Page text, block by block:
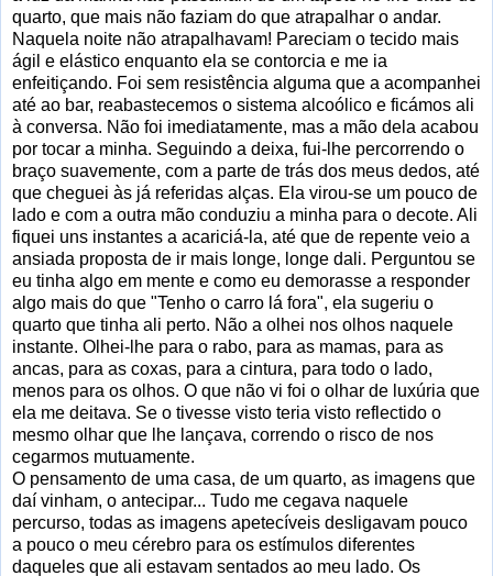
quarto, que mais não faziam do que atrapalhar o andar.
Naquela noite não atrapalhavam! Pareciam o tecido mais
ágil e elástico enquanto ela se contorcia e me ia
enfeitiçando. Foi sem resistência alguma que a acompanhei
até ao bar, reabastecemos o sistema alcoólico e ficámos ali
à conversa. Não foi imediatamente, mas a mão dela acabou
por tocar a minha. Seguindo a deixa, fui-lhe percorrendo o
braço suavemente, com a parte de trás dos meus dedos, até
que cheguei às já referidas alças. Ela virou-se um pouco de
lado e com a outra mão conduziu a minha para o decote. Ali
fiquei uns instantes a acariciá-la, até que de repente veio a
ansiada proposta de ir mais longe, longe dali. Perguntou se
eu tinha algo em mente e como eu demorasse a responder
algo mais do que "Tenho o carro lá fora", ela sugeriu o
quarto que tinha ali perto. Não a olhei nos olhos naquele
instante. Olhei-lhe para o rabo, para as mamas, para as
ancas, para as coxas, para a cintura, para todo o lado,
menos para os olhos. O que não vi foi o olhar de luxúria que
ela me deitava. Se o tivesse visto teria visto reflectido o
mesmo olhar que lhe lançava, correndo o risco de nos
cegarmos mutuamente.
O pensamento de uma casa, de um quarto, as imagens que
daí vinham, o antecipar... Tudo me cegava naquele
percurso, todas as imagens apetecíveis desligavam pouco
a pouco o meu cérebro para os estímulos diferentes
daqueles que ali estavam sentados ao meu lado. Os